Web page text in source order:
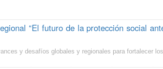
“El futuro de la protección social
y desafíos globales y regionales para fortalecer